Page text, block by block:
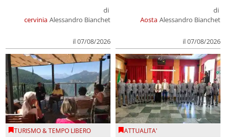
cervinia
di
Alessandro Bianchet
il 07/08/2026
Aosta
di
Alessandro Bianchet
il 07/08/2026
TURISMO & TEMPO LIBERO ATTUALITA'